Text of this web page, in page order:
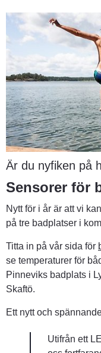
Är du nyfiken på
Sensorer för
Nytt för i år är att vi
på tre badplatser i
Titta in på vår sida för
se temperaturer för
Pinneviks badplats i
Skaftö.
Ett nytt och
Utifrån ett